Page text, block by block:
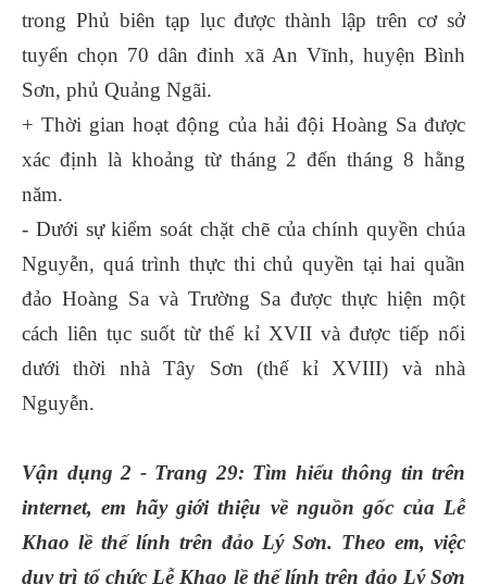
trong Phủ biên tạp lục được thành lập trên cơ sở
tuyển chọn 70 dân đinh xã An Vĩnh, huyện Bình
Sơn, phủ Quảng Ngãi.
+ Thời gian hoạt động của hải đội Hoàng Sa được
xác định là khoảng từ tháng 2 đến tháng 8 hằng
năm.
- Dưới sự kiểm soát chặt chẽ của chính quyền chúa
Nguyễn, quá trình thực thi chủ quyền tại hai quần
đảo Hoàng Sa và Trường Sa được thực hiện một
cách liên tục suốt từ thế kỉ XVII và được tiếp nối
dưới thời nhà Tây Sơn (thế kỉ XVIII) và nhà
Nguyễn.
Vận dụng 2 - Trang 29: Tìm hiểu thông tin trên
internet, em hãy giới thiệu về nguồn gốc của Lễ
Khao lề thế lính trên đảo Lý Sơn. Theo em, việc
duy trì tổ chức Lễ Khao lề thế lính trên đảo Lý Sơn